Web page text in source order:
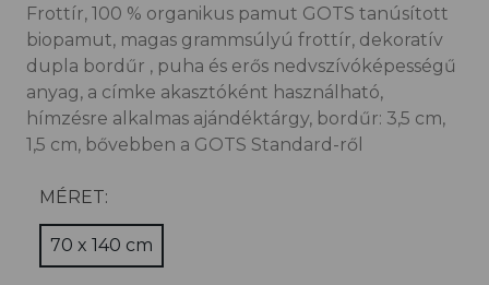
Frottír, 100 % organikus pamut GOTS tanúsított
biopamut, magas grammsúlyú frottír, dekoratív
dupla bordűr , puha és erős nedvszívóképességű
anyag, a címke akasztóként használható,
hímzésre alkalmas ajándéktárgy, bordűr: 3,5 cm,
1,5 cm, bővebben a GOTS Standard-ről
MÉRET:
70 x 140 cm